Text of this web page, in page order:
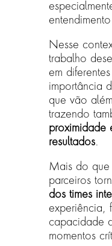
Nesse
trabalho
em
importância
que vão
trazendo
proximidade
resultados.
Mais do que
parceiros
dos times
experiência,
capacidade
momentos